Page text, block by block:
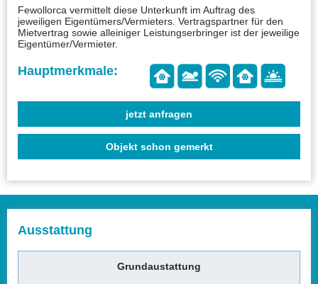
Fewollorca vermittelt diese Unterkunft im Auftrag des
jeweiligen Eigentümers/Vermieters. Vertragspartner für den
Mietvertrag sowie alleiniger Leistungserbringer ist der jeweilige
Eigentümer/Vermieter.
jetzt anfragen
Objekt schon gemerkt
Ausstattung
Grundaustattung